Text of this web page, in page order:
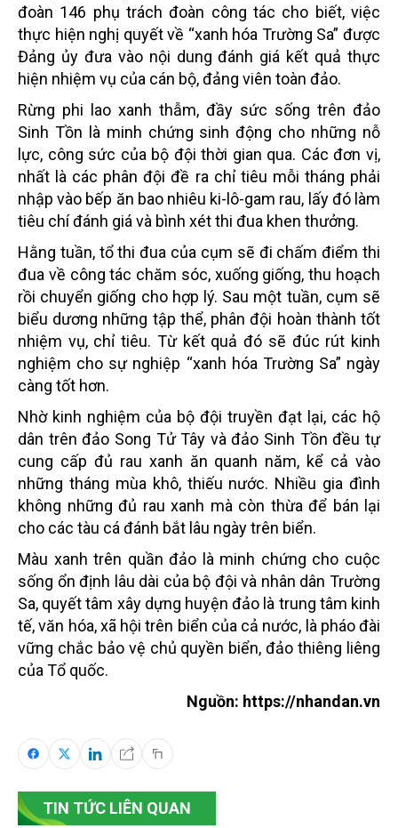
đoàn 146 phụ trách đoàn công tác cho biết, việc
thực hiện nghị quyết về “xanh hóa Trường Sa” được
Đảng ủy đưa vào nội dung đánh giá kết quả thực
hiện nhiệm vụ của cán bộ, đảng viên toàn đảo.
Rừng phi lao xanh thẫm, đầy sức sống trên đảo
Sinh Tồn là minh chứng sinh động cho những nỗ
lực, công sức của bộ đội thời gian qua. Các đơn vị,
nhất là các phân đội đề ra chỉ tiêu mỗi tháng phải
nhập vào bếp ăn bao nhiêu ki-lô-gam rau, lấy đó làm
tiêu chí đánh giá và bình xét thi đua khen thưởng.
Hằng tuần, tổ thi đua của cụm sẽ đi chấm điểm thi
đua về công tác chăm sóc, xuống giống, thu hoạch
rồi chuyển giống cho hợp lý. Sau một tuần, cụm sẽ
biểu dương những tập thể, phân đội hoàn thành tốt
nhiệm vụ, chỉ tiêu. Từ kết quả đó sẽ đúc rút kinh
nghiệm cho sự nghiệp “xanh hóa Trường Sa” ngày
càng tốt hơn.
Nhờ kinh nghiệm của bộ đội truyền đạt lại, các hộ
dân trên đảo Song Tử Tây và đảo Sinh Tồn đều tự
cung cấp đủ rau xanh ăn quanh năm, kể cả vào
những tháng mùa khô, thiếu nước. Nhiều gia đình
không những đủ rau xanh mà còn thừa để bán lại
cho các tàu cá đánh bắt lâu ngày trên biển.
Màu xanh trên quần đảo là minh chứng cho cuộc
sống ổn định lâu dài của bộ đội và nhân dân Trường
Sa, quyết tâm xây dựng huyện đảo là trung tâm kinh
tế, văn hóa, xã hội trên biển của cả nước, là pháo đài
vững chắc bảo vệ chủ quyền biển, đảo thiêng liêng
của Tổ quốc.
Nguồn: https://nhandan.vn
TIN TỨC LIÊN QUAN